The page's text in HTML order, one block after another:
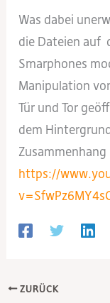
Was dabei
die Dateien auf
Smarphones
Manipulation
Tür und Tor
dem
https://
ZURÜCK